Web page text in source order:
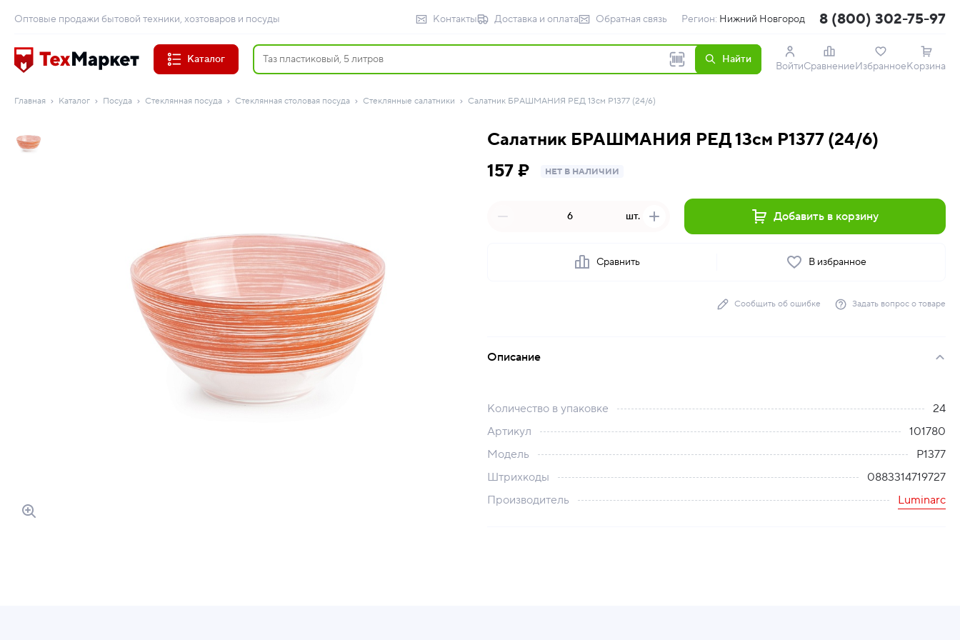
Оптовые продажи бытовой техники, хозтоваров и посуды Контакты Доставка и оплата Обратная связь Регион: Нижний Новгород 8 (800) 302-75-97
Каталог Найти
ВойтиСравнениеИзбранноеКорзина
Главная Каталог Посуда Стеклянная посуда Стеклянная столовая посуда Стеклянные салатники Салатник БРАШМАНИЯ РЕД 13см P1377 (24/6)
Салатник БРАШМАНИЯ РЕД 13см P1377 (24/6)
157 ₽
НЕТ В НАЛИЧИИ
шт. Добавить в корзину
Сравнить В избранное
Сообщить об ошибке Задать вопрос о товаре
Описание
Количество в упаковке
24
Артикул
101780
Модель
P1377
Штрихкоды
0883314719727
Производитель
Luminarc